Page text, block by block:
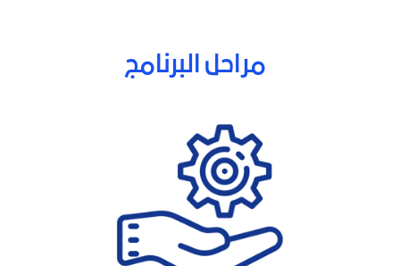
مراحل البرنامج